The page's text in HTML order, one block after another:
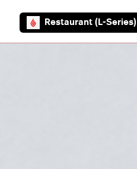
Restaurant (L-Series)